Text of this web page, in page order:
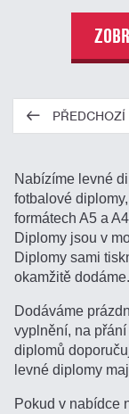
PŘEDCHOZÍ
Nabízíme levné
fotbalové
formátech A5 a
Diplomy jsou v
Diplomy sami
okamžitě dodáme.
Dodáváme
vyplnění, na
diplomů
levné diplomy
Pokud v nabídce